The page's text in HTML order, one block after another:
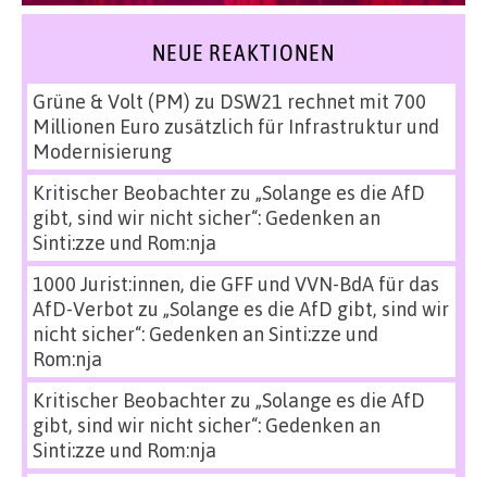
NEUE REAKTIONEN
Grüne & Volt (PM) zu DSW21 rechnet mit 700
Millionen Euro zusätzlich für Infrastruktur und
Modernisierung
Kritischer Beobachterzu „Solange es die AfD
gibt, sind wir nicht sicher“: Gedenken an
Sinti:zze und Rom:nja
1000 Jurist:innen, die GFF und VVN-BdA für das
AfD-Verbot zu „Solange es die AfD gibt, sind wir
nicht sicher“: Gedenken an Sinti:zze und
Rom:nja
Kritischer Beobachterzu „Solange es die AfD
gibt, sind wir nicht sicher“: Gedenken an
Sinti:zze und Rom:nja